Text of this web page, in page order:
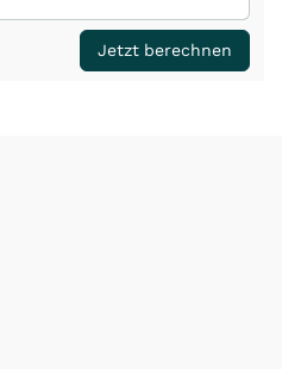
Jetzt berechnen